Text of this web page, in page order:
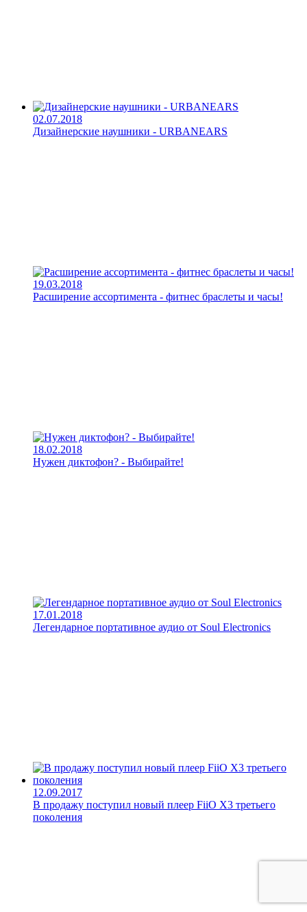
02.07.2018
Дизайнерские наушники - URBANEARS
19.03.2018
Расширение ассортимента - фитнес браслеты и часы!
18.02.2018
Нужен диктофон? - Выбирайте!
17.01.2018
Легендарное портативное аудио от Soul Electronics
12.09.2017
В продажу поступил новый плеер FiiO X3 третьего
поколения